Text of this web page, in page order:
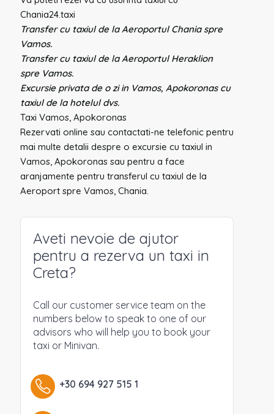
Chania24.taxi
Transfer cu taxiul de la Aeroportul Chania spre
Vamos.
Transfer cu taxiul de la Aeroportul Heraklion
spre Vamos.
Excursie privata de o zi in Vamos, Apokoronas cu
taxiul de la hotelul dvs.
Taxi Vamos, Apokoronas
Rezervati online sau contactati-ne telefonic pentru
mai multe detalii despre o excursie cu taxiul in
Vamos, Apokoronas sau pentru a face
aranjamente pentru transferul cu taxiul de la
Aeroport spre Vamos, Chania.
Aveti nevoie de ajutor
pentru a rezerva un taxi in
Creta?
Call our customer service team on the
numbers below to speak to one of our
advisors who will help you to book your
taxi or Minivan.
+30 694 927 515 1